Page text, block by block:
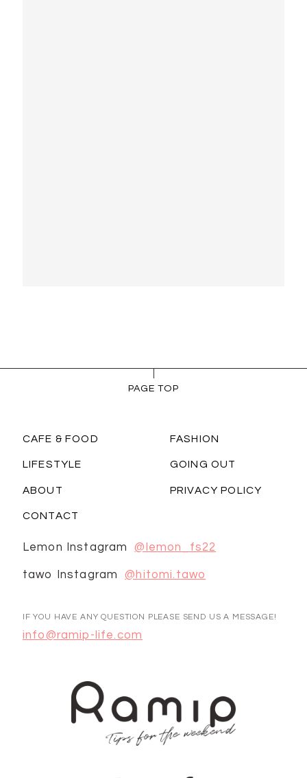
PAGE TOP
CAFE & FOOD FASHION
LIFESTYLE GOING OUT
ABOUT PRIVACY POLICY
CONTACT
Lemon Instagram @lemon_fs22
tawo Instagram @hitomi.tawo
IF YOU HAVE ANY QUESTION PLEASE SEND US A MESSAGE!
info@ramip-life.com